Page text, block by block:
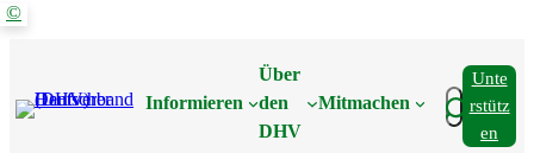
Zum
Informieren
Über
den
DHV
Mitmachen Suchen
Unte
Rstütz
En
©